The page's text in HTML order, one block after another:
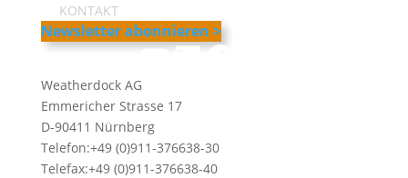
KONTAKT
Newsletter abonnieren >
YouTube
LinkedIn
Facebook
Weatherdock AG
Emmericher Strasse 17
D-90411 Nürnberg
Telefon:+49 (0)911-376638-30
Telefax:+49 (0)911-376638-40